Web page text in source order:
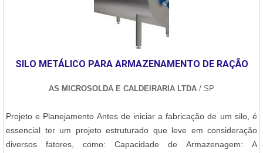
SILO METÁLICO PARA ARMAZENAMENTO DE RAÇÃO
AS MICROSOLDA E CALDEIRARIA LTDA / SP
Projeto e Planejamento Antes de iniciar a fabricação de um silo, é
essencial ter um projeto estruturado que leve em consideração
diversos fatores, como: Capacidade de Armazenagem: A